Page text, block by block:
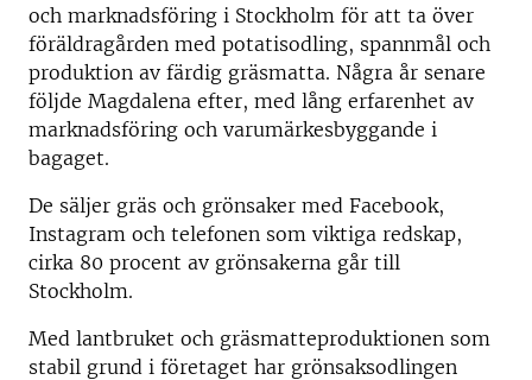
och marknadsföring i Stockholm för att ta över
föräldragården med potatisodling, spannmål och
produktion av färdig gräsmatta. Några år senare
följde Magdalena efter, med lång erfarenhet av
marknadsföring och varumärkesbyggande i
bagaget.
De säljer gräs och grönsaker med Facebook,
Instagram och telefonen som viktiga redskap,
cirka 80 procent av grönsakerna går till
Stockholm.
Med lantbruket och gräsmatteproduktionen som
stabil grund i företaget har grönsaksodlingen